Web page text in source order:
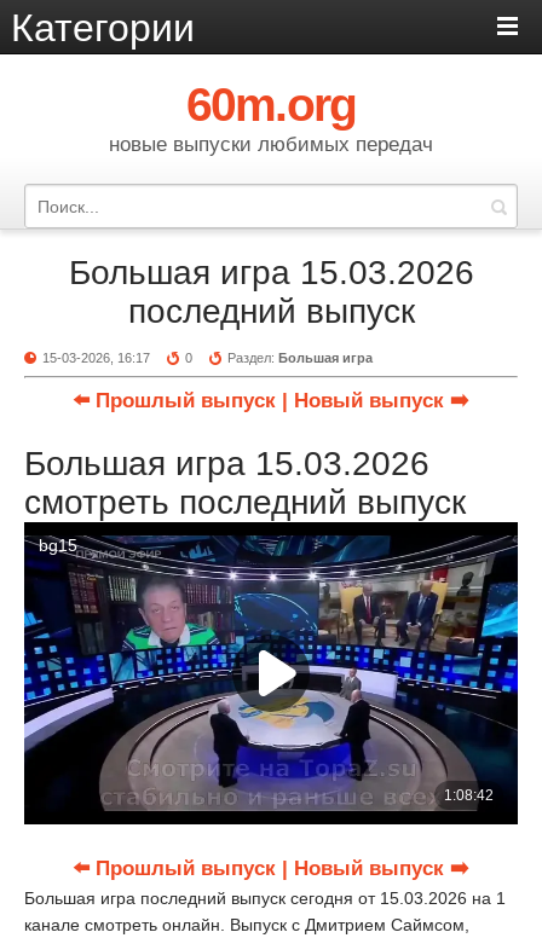
Категории
60m.org
новые выпуски любимых передач
Большая игра 15.03.2026
последний выпуск
15-03-2026, 16:17 0 Раздел:Большая игра
⬅️ Прошлый выпуск | Новый выпуск ➡️
Большая игра 15.03.2026
смотреть последний выпуск
⬅️ Прошлый выпуск | Новый выпуск ➡️
Большая игра последний выпуск сегодня от 15.03.2026 на 1
канале смотреть онлайн. Выпуск с Дмитрием Саймсом,